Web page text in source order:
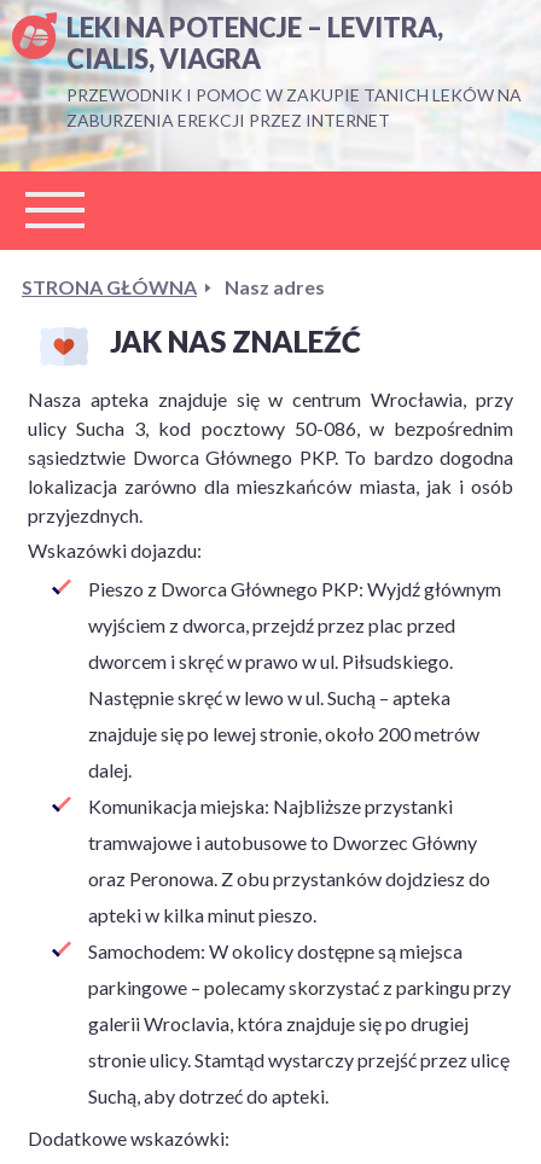
LEKI NA POTENCJE – LEVITRA,
CIALIS, VIAGRA
PRZEWODNIK I POMOC W ZAKUPIE TANICH LEKÓW NA
ZABURZENIA EREKCJI PRZEZ INTERNET
STRONA GŁÓWNA Nasz adres
JAK NAS ZNALEŹĆ
Nasza apteka znajduje się w centrum Wrocławia, przy
ulicy Sucha 3, kod pocztowy 50-086, w bezpośrednim
sąsiedztwie Dworca Głównego PKP. To bardzo dogodna
lokalizacja zarówno dla mieszkańców miasta, jak i osób
przyjezdnych.
Wskazówki dojazdu:
Pieszo z Dworca Głównego PKP: Wyjdź głównym
wyjściem z dworca, przejdź przez plac przed
dworcem i skręć w prawo w ul. Piłsudskiego.
Następnie skręć w lewo w ul. Suchą – apteka
znajduje się po lewej stronie, około 200 metrów
dalej.
Komunikacja miejska: Najbliższe przystanki
tramwajowe i autobusowe to Dworzec Główny
oraz Peronowa. Z obu przystanków dojdziesz do
apteki w kilka minut pieszo.
Samochodem: W okolicy dostępne są miejsca
parkingowe – polecamy skorzystać z parkingu przy
galerii Wroclavia, która znajduje się po drugiej
stronie ulicy. Stamtąd wystarczy przejść przez ulicę
Suchą, aby dotrzeć do apteki.
Dodatkowe wskazówki: